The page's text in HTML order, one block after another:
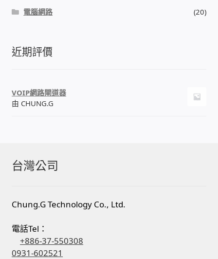
DCS 數位通訊系統
聯盟電子(LINEMEX)
門禁安全控制
停車場、社區大樓 車道管制系統
電腦網路
(20)
近期評價
VOIP網路閘道器
由 CHUNG.G
台灣公司
Chung.G Technology Co., Ltd.
電話Tel：
+886-37-550308
0931-602521